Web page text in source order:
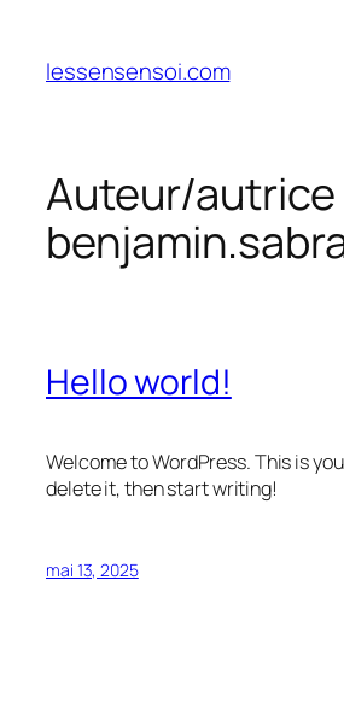
contenu
lessensensoi.com
Auteur/autrice
Hello world!
Welcome to WordPress. This is
delete it, then start writing!
mai 13, 2025